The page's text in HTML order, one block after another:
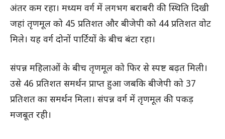
अंतर कम रहा। मध्यम वर्ग में लगभग बराबरी की स्थिति दिखी
जहां तृणमूल को 45 प्रतिशत और बीजेपी को 44 प्रतिशत वोट
मिले। यह वर्ग दोनों पार्टियों के बीच बंटा रहा।
संपन्न महिलाओं के बीच तृणमूल को फिर से स्पष्ट बढ़त मिली।
उसे 46 प्रतिशत समर्थन प्राप्त हुआ जबकि बीजेपी को 37
प्रतिशत का समर्थन मिला। संपन्न वर्ग में तृणमूल की पकड़
मजबूत रही।